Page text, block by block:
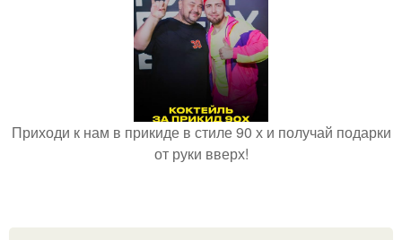
Приходи к нам в прикиде в стиле 90 х и получай подарки
от руки вверх!